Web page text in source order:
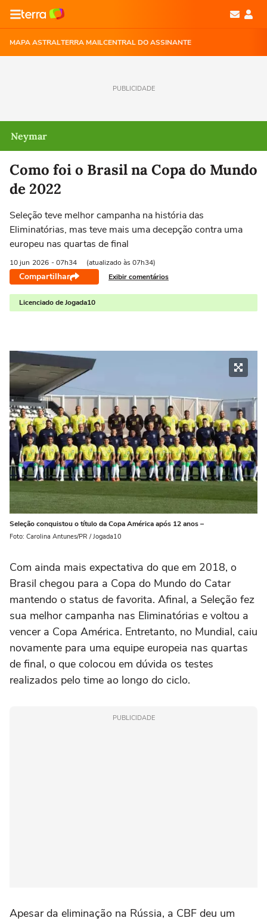
MAPA ASTRALTERRA MAILCENTRAL DO ASSINANTE
PUBLICIDADE
Neymar
Como foi o Brasil na Copa do Mundo
de 2022
Seleção teve melhor campanha na história das
Eliminatórias, mas teve mais uma decepção contra uma
europeu nas quartas de final
10 jun 2026 - 07h34 (atualizado às 07h34)
Compartilhar Exibir comentários
Licenciado de Jogada10
Seleção conquistou o título da Copa América após 12 anos –
Foto: Carolina Antunes/PR / Jogada10
Com ainda mais expectativa do que em 2018, o
Brasil chegou para a Copa do Mundo do Catar
mantendo o status de favorita. Afinal, a Seleção fez
sua melhor campanha nas Eliminatórias e voltou a
vencer a Copa América. Entretanto, no Mundial, caiu
novamente para uma equipe europeia nas quartas
de final, o que colocou em dúvida os testes
realizados pelo time ao longo do ciclo.
PUBLICIDADE
Apesar da eliminação na Rússia, a CBF deu um